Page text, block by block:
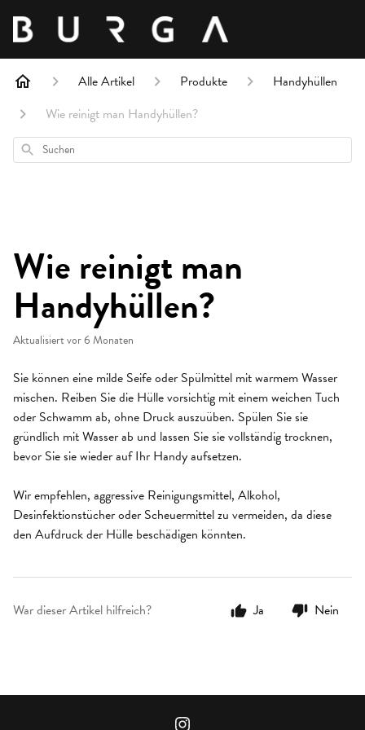
Alle Artikel Produkte
Handyhüllen
Wie reinigt man Handyhüllen?
Suchen
Wie reinigt man
Handyhüllen?
Aktualisiertvor 6 Monaten
Sie können eine milde Seife oder Spülmittel mit warmem Wasser
mischen. Reiben Sie die Hülle vorsichtig mit einem weichen Tuch
oder Schwamm ab, ohne Druck auszuüben. Spülen Sie sie
gründlich mit Wasser ab und lassen Sie sie vollständig trocknen,
bevor Sie sie wieder auf Ihr Handy aufsetzen.
Wir empfehlen, aggressive Reinigungsmittel, Alkohol,
Desinfektionstücher oder Scheuermittel zu vermeiden, da diese
den Aufdruck der Hülle beschädigen könnten.
War dieser Artikel hilfreich? Ja Nein